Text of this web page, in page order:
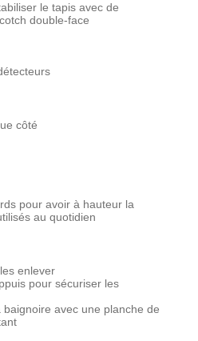
le tapis avec de
double-face
côté
pour avoir à hauteur la
au quotidien
enlever
pour sécuriser les
avec une planche de